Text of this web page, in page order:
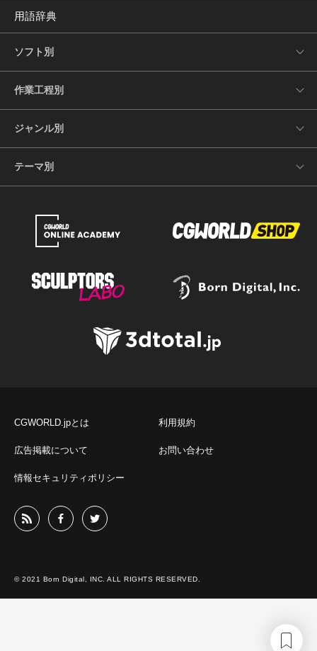
用語辞典
ソフト別
作業工程別
ジャンル別
テーマ別
CGWORLD.jpとは 利用規約
広告掲載について お問い合わせ
情報セキュリティポリシー
© 2021 Born Digital, INC. ALL RIGHTS RESERVED.